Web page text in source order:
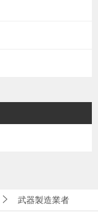
武器製造業者